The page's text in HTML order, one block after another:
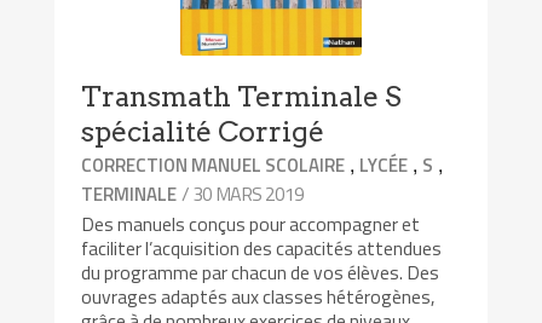
Transmath Terminale S
spécialité Corrigé
CORRECTION MANUEL SCOLAIRE , LYCÉE , S ,
TERMINALE/ 30 MARS 2019
Des manuels conçus pour accompagner et
faciliter l’acquisition des capacités attendues
du programme par chacun de vos élèves. Des
ouvrages adaptés aux classes hétérogènes,